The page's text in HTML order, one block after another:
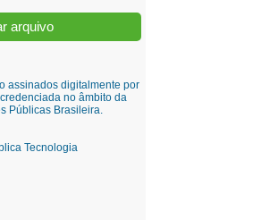
arquivo
assinados digitalmente por
no âmbito da
Públicas Brasileira.
Tecnologia